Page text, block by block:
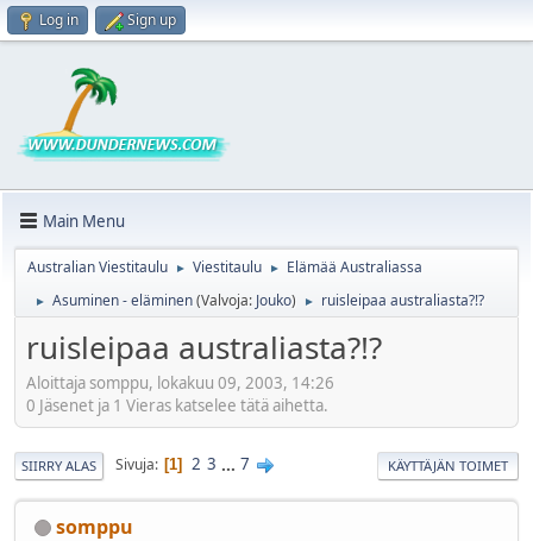
Log in Sign up
Main Menu
Australian Viestitaulu ► Viestitaulu ► Elämää Australiassa
► Asuminen - eläminen(Valvoja: Jouko) ► ruisleipaa australiasta?!?
ruisleipaa australiasta?!?
Aloittaja somppu, lokakuu 09, 2003, 14:26
0 Jäsenet ja 1 Vieras katselee tätä aihetta.
SIIRRY ALAS Sivuja 1 2 3 ... 7 KÄYTTÄJÄN TOIMET
somppu